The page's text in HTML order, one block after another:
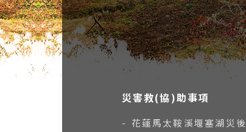
災害救(協)助事項
- 花蓮馬太鞍溪堰塞湖災後